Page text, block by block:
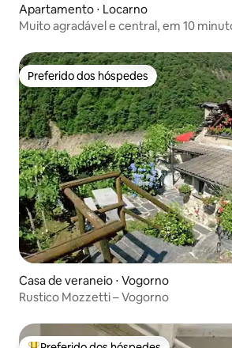
Apartamento ⋅ Locarno
Muito agradável e central, em 10
Preferido dos hóspedes
Preferido dos hóspedes
Casa de veraneio ⋅ Vogorno
Rustico Mozzetti – Vogorno